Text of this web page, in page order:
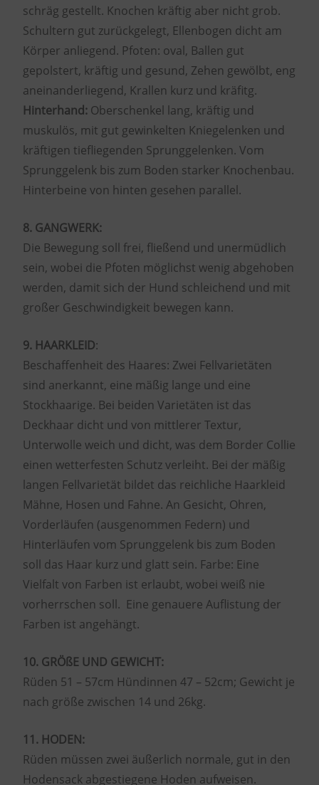
schräg gestellt. Knochen kräftig aber nicht grob.
Schultern gut zurückgelegt, Ellenbogen dicht am
Körper anliegend. Pfoten: oval, Ballen gut
gepolstert, kräftig und gesund, Zehen gewölbt, eng
aneinanderliegend, Krallen kurz und kräfitg.
Hinterhand: Oberschenkel lang, kräftig und
muskulös, mit gut gewinkelten Kniegelenken und
kräftigen tiefliegenden Sprunggelenken. Vom
Sprunggelenk bis zum Boden starker Knochenbau.
Hinterbeine von hinten gesehen parallel.
8. GANGWERK:
Die Bewegung soll frei, fließend und unermüdlich
sein, wobei die Pfoten möglichst wenig abgehoben
werden, damit sich der Hund schleichend und mit
großer Geschwindigkeit bewegen kann.
9. HAARKLEID:
Beschaffenheit des Haares: Zwei Fellvarietäten
sind anerkannt, eine mäßig lange und eine
Stockhaarige. Bei beiden Varietäten ist das
Deckhaar dicht und von mittlerer Textur,
Unterwolle weich und dicht, was dem Border Collie
einen wetterfesten Schutz verleiht. Bei der mäßig
langen Fellvarietät bildet das reichliche Haarkleid
Mähne, Hosen und Fahne. An Gesicht, Ohren,
Vorderläufen (ausgenommen Federn) und
Hinterläufen vom Sprunggelenk bis zum Boden
soll das Haar kurz und glatt sein. Farbe: Eine
Vielfalt von Farben ist erlaubt, wobei weiß nie
vorherrschen soll. Eine genauere Auflistung der
Farben ist angehängt.
10. GRÖßE UND GEWICHT:
Rüden 51 – 57cm Hündinnen 47 – 52cm; Gewicht je
nach größe zwischen 14 und 26kg.
11. HODEN:
Rüden müssen zwei äußerlich normale, gut in den
Hodensack abgestiegene Hoden aufweisen.